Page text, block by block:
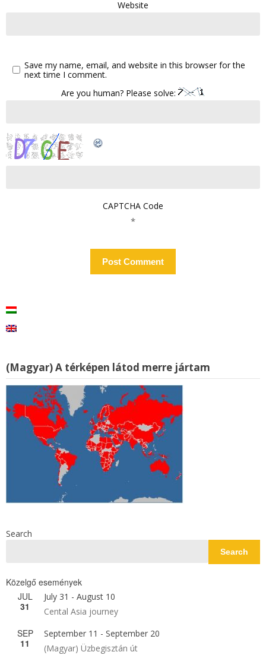
Website
Save my name, email, and website in this browser for the
next time I comment.
Are you human? Please solve:
CAPTCHA Code
*
(Magyar) A térképen látod merre jártam
Search
Search
Közelgő események
JUL
31
July 31 - August 10
Cental Asia journey
SEP
11
September 11 - September 20
(Magyar) Üzbegisztán út